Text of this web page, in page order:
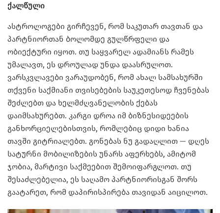
ქალწული
ასტროლოგები გირჩევენ, რომ საკუთარ თავთან და
პარტნიორთან ბოლომდე გულწრფელი და
ობიექტური იყოთ. თუ საყვარელ ადამიანს რამეს
უმალავთ, ეს დროულად უნდა დაასრულოთ.
ვარსკვლავები ვარაუდობენ, რომ ახალ სამსახურში
თქვენი საქმიანი თვისებების საუკეთესოდ ჩვენებას
შეძლებთ და ხელმძღვანელობის ქებას
დაიმსახურებთ. კარგი დროა იმ ბიზნესიდეების
განხორციელებისთვის, რომლებიც დიდი ხანია
თავში გიტრიალებთ. გონებას ნუ გადაღლით — დღეს
სატურნი მობილიზების უნარს აფერხებს, ამიტომ
ჯობია, მარტივი საქმეებით შემოიფარგლოთ. თუ
შესაძლებელია, ეს საღამო პარტნიორისგან შორს
გაატარეთ, რომ დაპირისპირება თავიდან აიცილოთ.